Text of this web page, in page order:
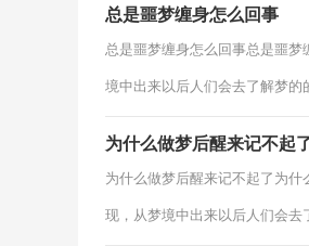
总是噩梦缠身怎么回事
总是噩梦缠身怎么回事总是噩
境中出来以后人们会去了解梦的
为什么做梦后醒来记不起
为什么做梦后醒来记不起了为
现，从梦境中出来以后人们会去